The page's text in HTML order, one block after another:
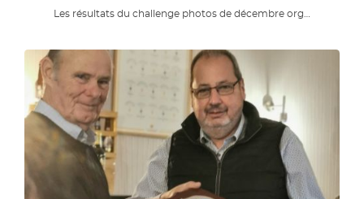
Les résultats du challenge photos de décembre org…